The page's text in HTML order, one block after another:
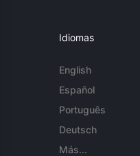
Idiomas
English
Español
Português
Deutsch
Más...